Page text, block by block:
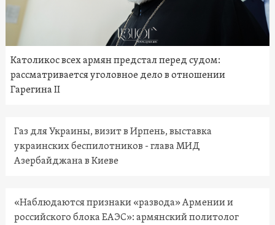
Католикос всех армян предстал перед судом:
рассматривается уголовное дело в отношении
Гарегина II
Газ для Украины, визит в Ирпень, выставка
украинских беспилотников - глава МИД
Азербайджана в Киеве
«Наблюдаются признаки «развода» Армении и
российского блока ЕАЭС»: армянский политолог